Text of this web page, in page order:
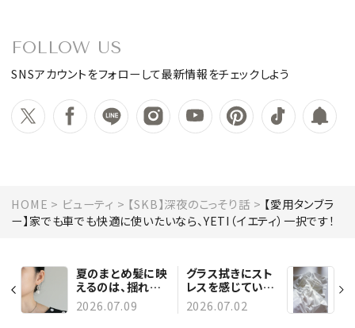
FOLLOW US
SNSアカウントをフォローして最新情報をチェックしよう
HOME ビューティ 【SKB】深夜のこっそり話
【愛用タンブラ
ー】家でも車でも快適に使いたいなら、YETI（イエティ）一択です！
夏のまとめ髪に映
えるのは、揺れる
シルバーのコイン
ピアス
2026.07.09
グラス拭きにスト
レスを感じている
人へ。プロ仕様で
運気まで磨かれそ
2026.07.02